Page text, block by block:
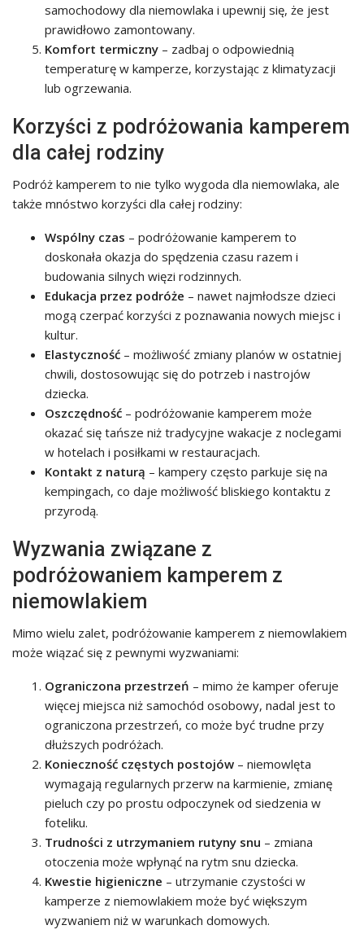
samochodowy dla niemowlaka i upewnij się, że jest
prawidłowo zamontowany.
Komfort termiczny – zadbaj o odpowiednią
temperaturę w kamperze, korzystając z klimatyzacji
lub ogrzewania.
Korzyści z podróżowania kamperem
dla całej rodziny
Podróż kamperem to nie tylko wygoda dla niemowlaka, ale
także mnóstwo korzyści dla całej rodziny:
Wspólny czas – podróżowanie kamperem to
doskonała okazja do spędzenia czasu razem i
budowania silnych więzi rodzinnych.
Edukacja przez podróże – nawet najmłodsze dzieci
mogą czerpać korzyści z poznawania nowych miejsc i
kultur.
Elastyczność – możliwość zmiany planów w ostatniej
chwili, dostosowując się do potrzeb i nastrojów
dziecka.
Oszczędność – podróżowanie kamperem może
okazać się tańsze niż tradycyjne wakacje z noclegami
w hotelach i posiłkami w restauracjach.
Kontakt z naturą – kampery często parkuje się na
kempingach, co daje możliwość bliskiego kontaktu z
przyrodą.
Wyzwania związane z
podróżowaniem kamperem z
niemowlakiem
Mimo wielu zalet, podróżowanie kamperem z niemowlakiem
może wiązać się z pewnymi wyzwaniami:
Ograniczona przestrzeń – mimo że kamper oferuje
więcej miejsca niż samochód osobowy, nadal jest to
ograniczona przestrzeń, co może być trudne przy
dłuższych podróżach.
Konieczność częstych postojów – niemowlęta
wymagają regularnych przerw na karmienie, zmianę
pieluch czy po prostu odpoczynek od siedzenia w
foteliku.
Trudności z utrzymaniem rutyny snu – zmiana
otoczenia może wpłynąć na rytm snu dziecka.
Kwestie higieniczne – utrzymanie czystości w
kamperze z niemowlakiem może być większym
wyzwaniem niż w warunkach domowych.